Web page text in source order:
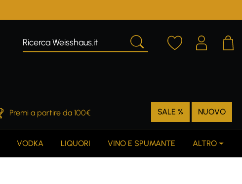
Premi a partire da 100€ SALE % NUOVO
VODKA LIQUORI VINO E SPUMANTE ALTRO